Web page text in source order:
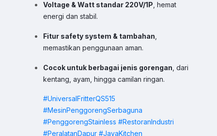
Voltage & Watt standar 220V/1P , hemat
energi dan stabil.
Fitur safety system & tambahan
memastikan penggunaan aman.
Cocok untuk berbagai jenis gorengan , dari
kentang, ayam, hingga camilan ringan.
#UniversalFritterQS515
#MesinPenggorengSerbaguna
#PenggorengStainless #RestoranIndustri
#PeralatanDapur #JayaKitchen
Sofie
Jam Operasional 08.00–17.00
Jam Operasional 08.00–17.00
Support 24/7
Bantuan Operasional Di luar Jam Kerja
Klik kontak untuk membuka WhatsApp.